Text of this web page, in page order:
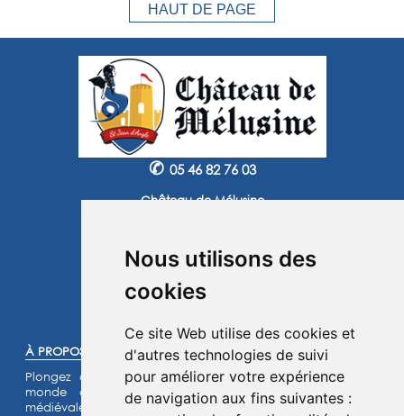
Nous utilisons des
cookies
Ce site Web utilise des cookies et
d'autres technologies de suivi
pour améliorer votre expérience
de navigation aux fins suivantes :
HAUT DE PAGE
✆ 05 46 82 76 03
Château de Mélusine
Instagram Facebook
À PROPOS :
Plongez dans l'histoire et laissez-vous transporter dans un
monde de chevaliers, de princesses et de légendes
médiévales.